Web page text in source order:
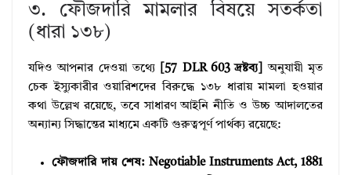
৩. ফৌজদারি মামলার বিষয়ে সতর্কতা
(ধারা ১৩৮)
যদিও আপনার দেওয়া তথ্যে [57 DLR 603 দ্রষ্টব্য]
অনুযায়ী মৃত
চেক ইস্যুকারীর ওয়ারিশদের বিরুদ্ধে ১৩৮ ধারায় মামলা হওয়ার
কথা উল্লেখ রয়েছে, তবে সাধারণ আইনি নীতি ও উচ্চ আদালতের
অন্যান্য সিদ্ধান্তের মাধ্যমে একটি গুরুত্বপূর্ণ পার্থক্য রয়েছে:
ফৌজদারি দায় শেষ: Negotiable Instruments Act, 1881